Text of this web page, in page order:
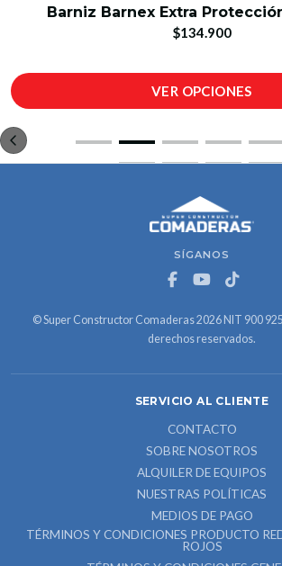
Barniz Barnex Extra
$134.900
VER OPCIONES
SÍGANOS
© Super Constructor Comaderas 2026 NIT 900
derechos reservados.
SERVICIO AL CLIENTE
CONTACTO
SOBRE NOSOTROS
ALQUILER DE EQUIPOS
NUESTRAS POLÍTICAS
MEDIOS DE PAGO
TÉRMINOS Y CONDICIONES PRODUCTO
ROJOS